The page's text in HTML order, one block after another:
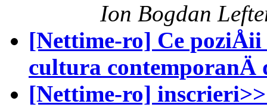
Ion Bogdan
[Nettime-ro] Ce
cultura contemporanÄ
[Nettime-ro]